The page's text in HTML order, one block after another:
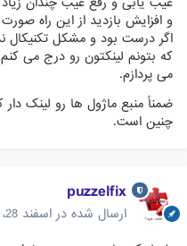
و افزایش بازدید از این راه
اگر درست بود و مشکل تکنیکال
که بتونم لینکتون رو درج می
می پردازم.
ضمناً منبع ماژول ها رو لینک
چنین است.
puzzelfix
ارسال شده در اسفند 28، 2014